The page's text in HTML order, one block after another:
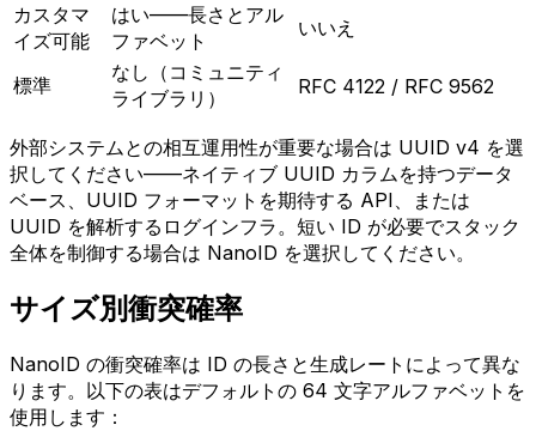
カスタマ
イズ可能
はい——長さとアル
ファベット
いいえ
標準
なし（コミュニティ
ライブラリ）
RFC 4122 / RFC 9562
外部システムとの相互運用性が重要な場合は UUID v4 を選
択してください——ネイティブ UUID カラムを持つデータ
ベース、UUID フォーマットを期待する API、または
UUID を解析するログインフラ。短い ID が必要でスタック
全体を制御する場合は NanoID を選択してください。
サイズ別衝突確率
NanoID の衝突確率は ID の長さと生成レートによって異な
ります。以下の表はデフォルトの 64 文字アルファベットを
使用します：